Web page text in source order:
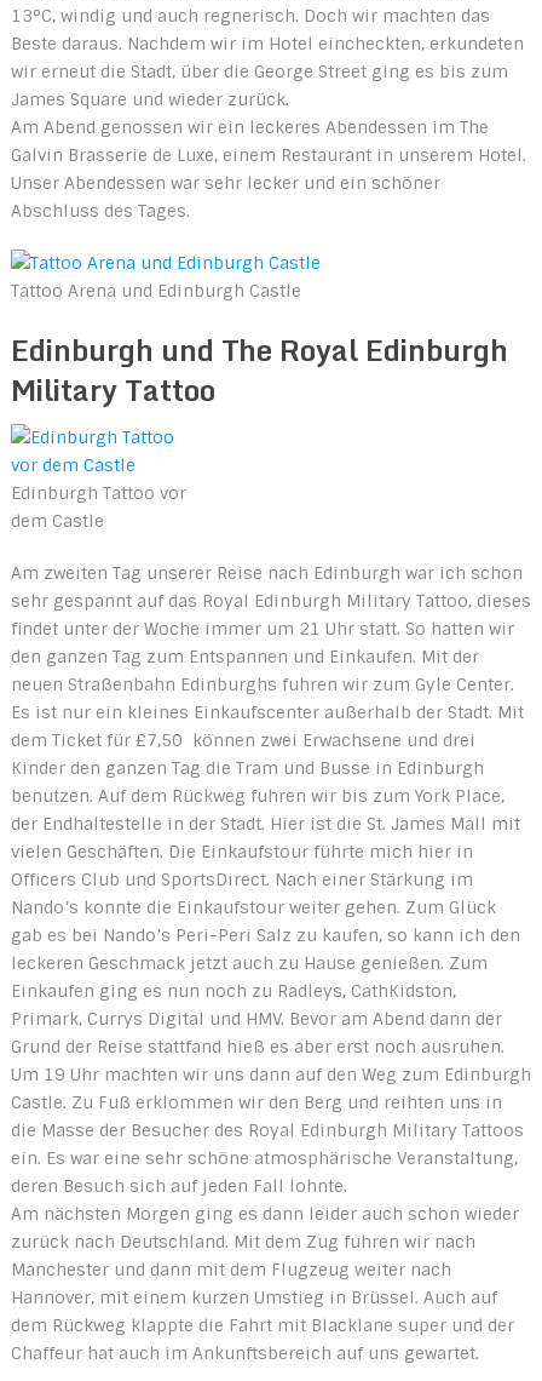
13°C, windig und auch regnerisch. Doch wir machten das
Beste daraus. Nachdem wir im Hotel eincheckten, erkundeten
wir erneut die Stadt, über die George Street ging es bis zum
James Square und wieder zurück.
Am Abend genossen wir ein leckeres Abendessen im The
Galvin Brasserie de Luxe, einem Restaurant in unserem Hotel.
Unser Abendessen war sehr lecker und ein schöner
Abschluss des Tages.
Tattoo Arena und Edinburgh Castle
Edinburgh und The Royal Edinburgh
Military Tattoo
Edinburgh Tattoo vor
dem Castle
Am zweiten Tag unserer Reise nach Edinburgh war ich schon
sehr gespannt auf das Royal Edinburgh Military Tattoo, dieses
findet unter der Woche immer um 21 Uhr statt. So hatten wir
den ganzen Tag zum Entspannen und Einkaufen. Mit der
neuen Straßenbahn Edinburghs fuhren wir zum Gyle Center.
Es ist nur ein kleines Einkaufscenter außerhalb der Stadt. Mit
dem Ticket für £7,50 können zwei Erwachsene und drei
Kinder den ganzen Tag die Tram und Busse in Edinburgh
benutzen. Auf dem Rückweg fuhren wir bis zum York Place,
der Endhaltestelle in der Stadt. Hier ist die St. James Mall mit
vielen Geschäften. Die Einkaufstour führte mich hier in
Officers Club und SportsDirect. Nach einer Stärkung im
Nando’s konnte die Einkaufstour weiter gehen. Zum Glück
gab es bei Nando’s Peri-Peri Salz zu kaufen, so kann ich den
leckeren Geschmack jetzt auch zu Hause genießen. Zum
Einkaufen ging es nun noch zu Radleys, CathKidston,
Primark, Currys Digital und HMV. Bevor am Abend dann der
Grund der Reise stattfand hieß es aber erst noch ausruhen.
Um 19 Uhr machten wir uns dann auf den Weg zum Edinburgh
Castle. Zu Fuß erklommen wir den Berg und reihten uns in
die Masse der Besucher des Royal Edinburgh Military Tattoos
ein. Es war eine sehr schöne atmosphärische Veranstaltung,
deren Besuch sich auf jeden Fall lohnte.
Am nächsten Morgen ging es dann leider auch schon wieder
zurück nach Deutschland. Mit dem Zug fuhren wir nach
Manchester und dann mit dem Flugzeug weiter nach
Hannover, mit einem kurzen Umstieg in Brüssel. Auch auf
dem Rückweg klappte die Fahrt mit Blacklane super und der
Chaffeur hat auch im Ankunftsbereich auf uns gewartet.